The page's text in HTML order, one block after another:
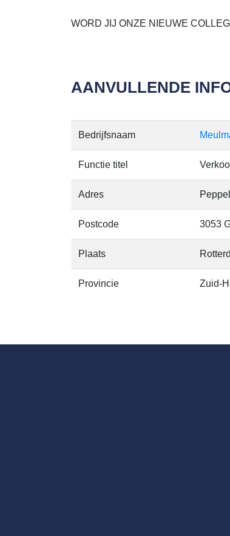
WORD JIJ ONZE NIEUWE
AANVULLENDE
Bedrijfsnaam
Functie titel
Adres
Postcode 3053
Plaats
Provincie Zuid-